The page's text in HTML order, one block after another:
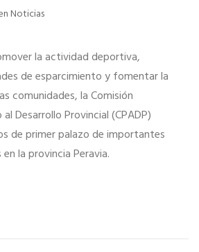
Noticias
la actividad deportiva,
de esparcimiento y fomentar la
comunidades, la Comisión
Desarrollo Provincial (CPADP)
de primer palazo de importantes
la provincia Peravia.